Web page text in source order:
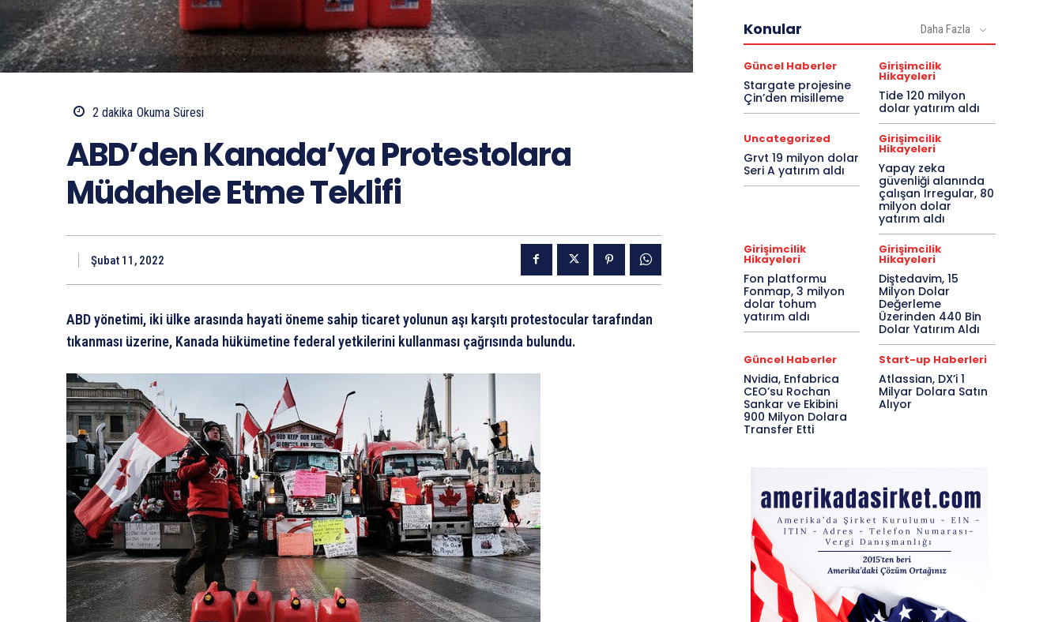
2 dakika Okuma Süresi
ABD’den Kanada’ya Protestolara
Müdahele Etme Teklifi
Şubat 11, 2022
ABD yönetimi, iki ülke arasında hayati öneme sahip ticaret yolunun aşı karşıtı protestocular tarafından
tıkanması üzerine, Kanada hükümetine federal yetkilerini kullanması çağrısında bulundu.
Konular Daha Fazla
Güncel Haberler
Stargate projesine
Çin’den misilleme
Girişimcilik
Hikayeleri
Tide 120 milyon
dolar yatırım aldı
Uncategorized
Grvt 19 milyon dolar
Seri A yatırım aldı
Girişimcilik
Hikayeleri
Yapay zeka
güvenliği alanında
çalışan Irregular, 80
milyon dolar
yatırım aldı
Girişimcilik
Hikayeleri
Fon platformu
Fonmap, 3 milyon
dolar tohum
yatırım aldı
Girişimcilik
Hikayeleri
Diştedavim, 15
Milyon Dolar
Değerleme
Üzerinden 440 Bin
Dolar Yatırım Aldı
Güncel Haberler
Nvidia, Enfabrica
CEO’su Rochan
Sankar ve Ekibini
900 Milyon Dolara
Transfer Etti
Start-up Haberleri
Atlassian, DX’i 1
Milyar Dolara Satın
Alıyor